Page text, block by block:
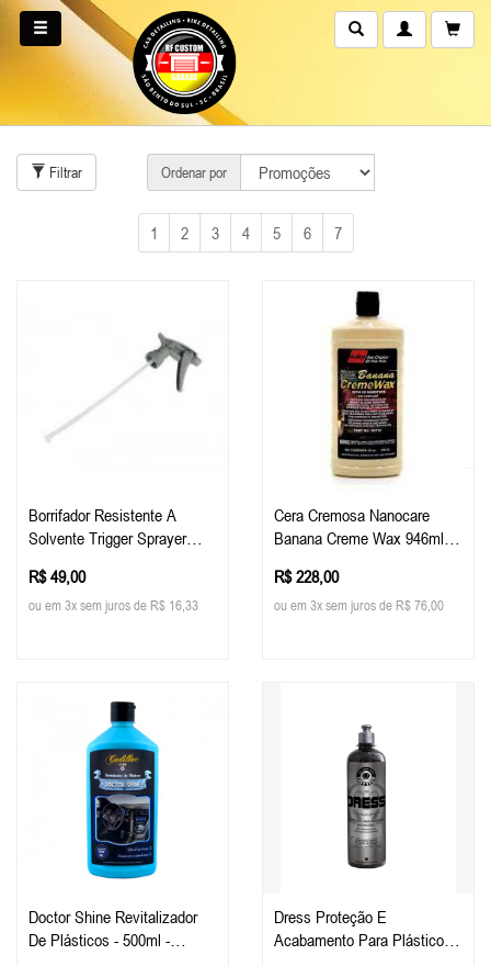
Filtrar Ordenar por
1 2 3 4 5 6 7
Borrifador Resistente A
Solvente Trigger Sprayer
R$ 49,00
ou em 3x sem juros de R$ 16,33
Cera Cremosa Nanocare
Banana Creme Wax 946ml
R$ 228,00
ou em 3x sem juros de R$ 76,00
Doctor Shine Revitalizador
De Plásticos - 500ml -
Dress Proteção E
Acabamento Para Plásticos